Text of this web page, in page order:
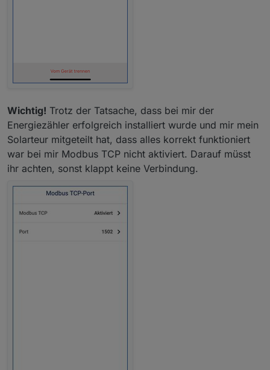
Wichtig! Trotz der Tatsache, dass bei mir der
Energiezähler erfolgreich installiert wurde und mir mein
Solarteur mitgeteilt hat, dass alles korrekt funktioniert
war bei mir Modbus TCP nicht aktiviert. Darauf müsst
ihr achten, sonst klappt keine Verbindung.